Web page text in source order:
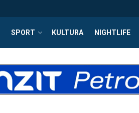
SPORT KULTURA NIGHTLIFE